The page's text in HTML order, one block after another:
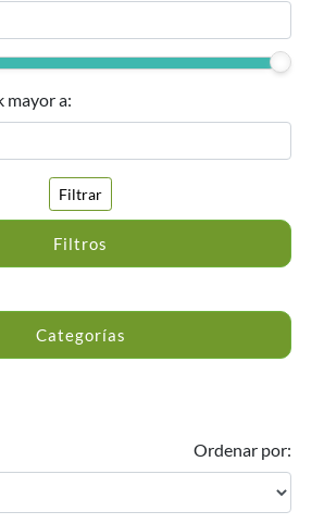
mayor a:
Filtrar
Filtros
Categorías
Ordenar por: